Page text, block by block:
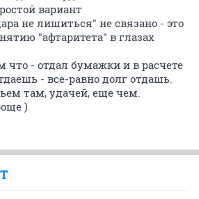
вариант
не лишиться" не связано - это
"афтаритета" в глазах
что - отдал бумажки и в расчете
- все-равно долг отдашь.
там, удачей, еще чем.
)